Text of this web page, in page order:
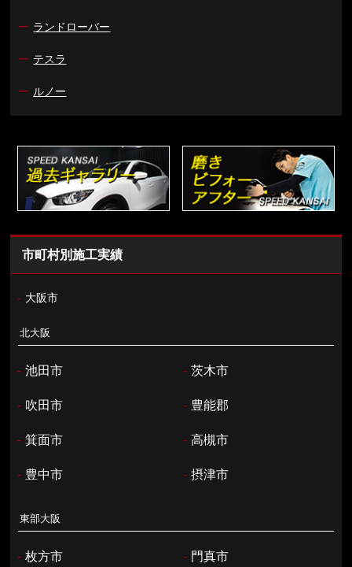
ー ランドローバー
ー テスラ
ー ルノー
市町村別施工実績
- 大阪市
北大阪
- 池田市 - 茨木市
- 吹田市 - 豊能郡
- 箕面市 - 高槻市
- 豊中市 - 摂津市
東部大阪
- 枚方市 - 門真市